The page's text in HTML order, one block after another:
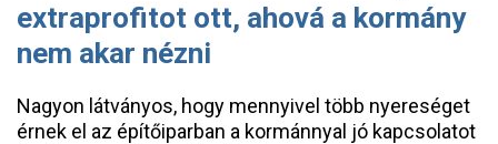
extraprofitot ott, ahová a kormány
nem akar nézni
Nagyon látványos, hogy mennyivel több nyereséget
érnek el az építőiparban a kormánnyal jó kapcsolatot